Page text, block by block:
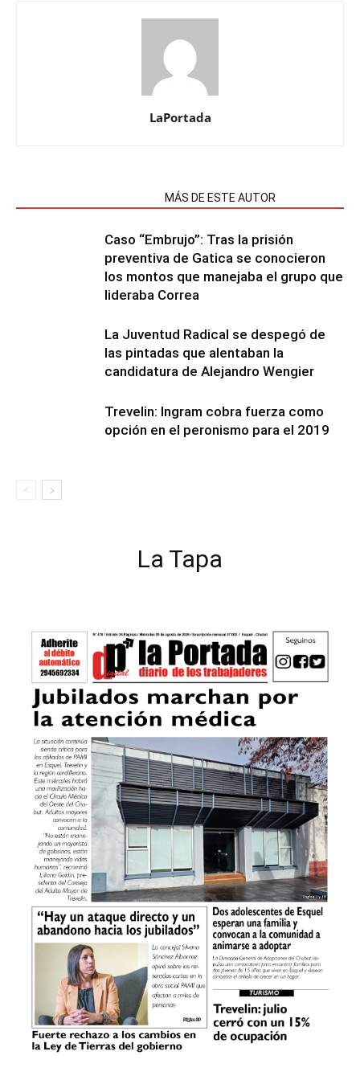
LaPortada
MÁS DE ESTE AUTOR
Caso “Embrujo”: Tras la prisión
preventiva de Gatica se conocieron
los montos que manejaba el grupo que
lideraba Correa
La Juventud Radical se despegó de
las pintadas que alentaban la
candidatura de Alejandro Wengier
Trevelin: Ingram cobra fuerza como
opción en el peronismo para el 2019
La Tapa